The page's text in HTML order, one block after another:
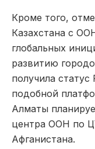
Кроме того,
Казахстана с
глобальных
развитию
получила
подобной
Алматы
центра ООН по
Афганистана.